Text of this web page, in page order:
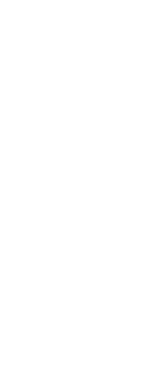
FÜR
sind Sie nicht in der
pflichtversichert. Sie
der gesetzlichen
und zur gesetzlichen
private
Sie sind in der
Forsten und
und Künstler sowie